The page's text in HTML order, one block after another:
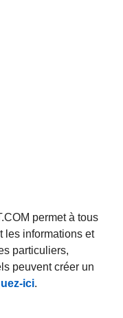
permet à tous
les informations et
particuliers,
peuvent créer un
ici.